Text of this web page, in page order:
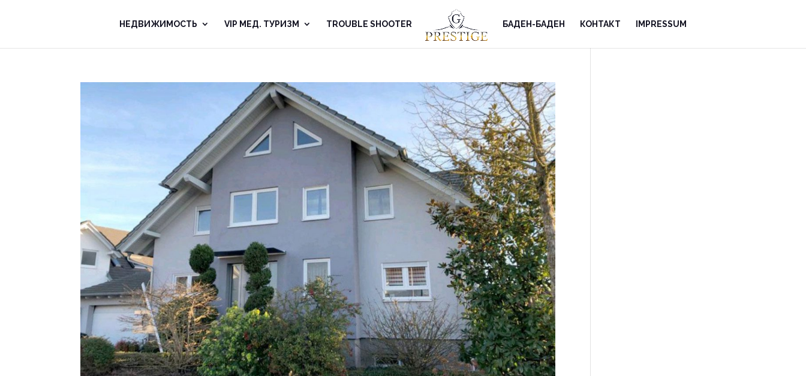
НЕДВИЖИМOСТЬ VIP MЕД. ТУРИЗМ TROUBLE SHOOTER БАДЕН-БАДЕН КОНТАКТ IMPRESSUM